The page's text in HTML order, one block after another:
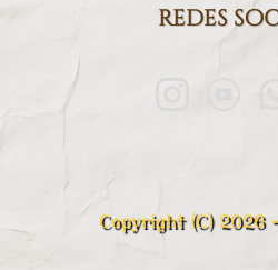
redes
Copyright (C) 2026